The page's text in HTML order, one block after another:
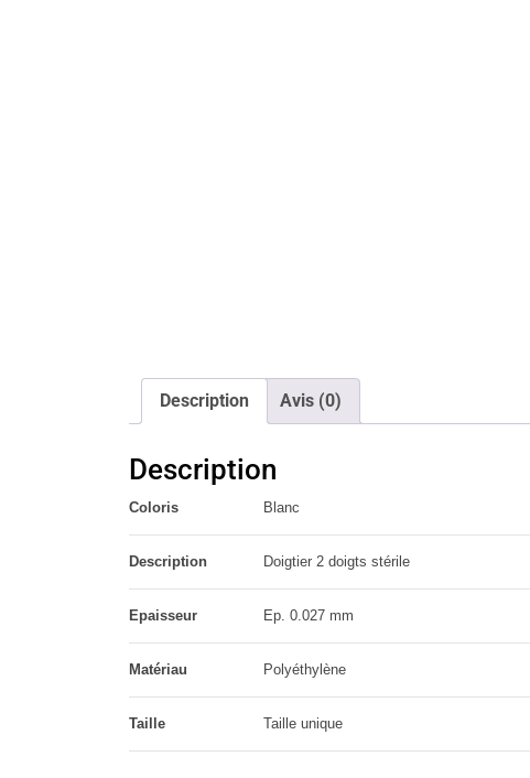
Description Avis (0)
Description
Coloris Blanc
Description Doigtier 2 doigts stérile
Epaisseur Ep. 0.027 mm
Matériau Polyéthylène
Taille Taille unique